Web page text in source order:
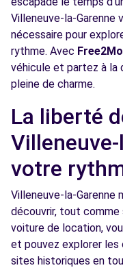
Voir l'agence
Free2Move Rent -
S PAUCHARD -
11 RUE THEOPHILE
Voir l'agence
Free2Move Rent -
AUTO SERVICE
97 BOULEVARD DE
COURBEVOIE,
Voir l'agence
Villeneuve-la-
nécessaire pour
rythme. Avec
véhicule et partez à
pleine de charme.
La liberté
votre
Villeneuve-la-Garenne
découvrir, tout comme
voiture de location,
et pouvez explorer les
sites historiques en